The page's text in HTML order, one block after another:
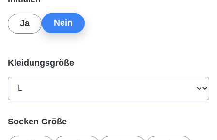
Ja Nein
Kleidungsgrößeauswählen
Socken Größeauswählen